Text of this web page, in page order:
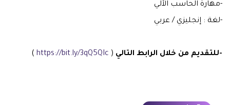
-مهارة الحاسب الآلي
-لغة : إنجليزي / عربي
-للتقديم من خلال الرابط التالي (
)